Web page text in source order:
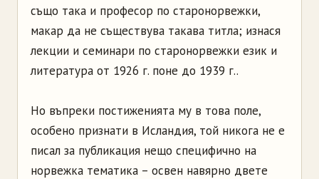
също така и професор по старонорвежки,
макар да не съществува такава титла; изнася
лекции и семинари по старонорвежки език и
литература от 1926 г. поне до 1939 г..
Но въпреки постиженията му в това поле,
особено признати в Исландия, той никога не е
писал за публикация нещо специфично на
норвежка тематика – освен навярно двете